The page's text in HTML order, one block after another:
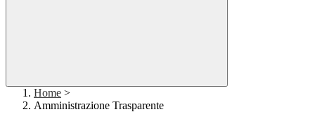
Home >
Amministrazione Trasparente